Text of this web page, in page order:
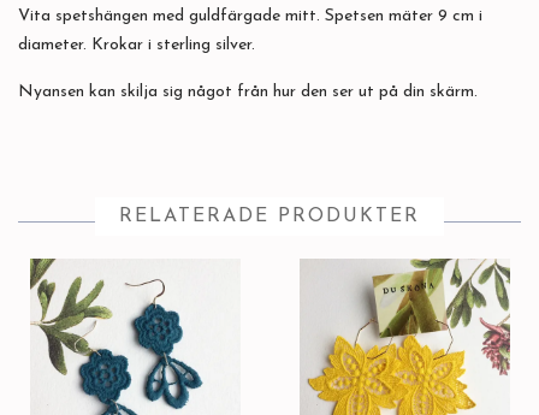
Vita spetshängen med guldfärgade mitt. Spetsen mäter 9 cm i
diameter. Krokar i sterling silver.
Nyansen kan skilja sig något från hur den ser ut på din skärm.
RELATERADE PRODUKTER